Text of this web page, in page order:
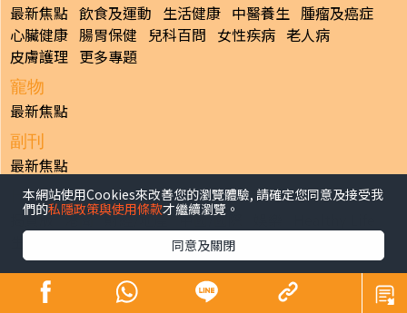
最新焦點 飲食及運動 生活健康 中醫養生 腫瘤及癌症
心臟健康 腸胃保健 兒科百問 女性疾病 老人病
皮膚護理 更多專題
寵物
最新焦點
副刊
最新焦點
日報
揭頁版 港聞 財經/地產 中國/國際
生活副刊
體育 專題/人物
香港經濟日報版權所有©2026
本網站使用Cookies來改善您的瀏覽體驗, 請確定您同意及接受我
們的私隱政策與使用條款才繼續瀏覽。
同意及關閉